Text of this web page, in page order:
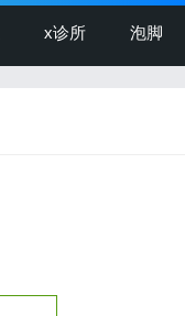
x诊所 泡脚